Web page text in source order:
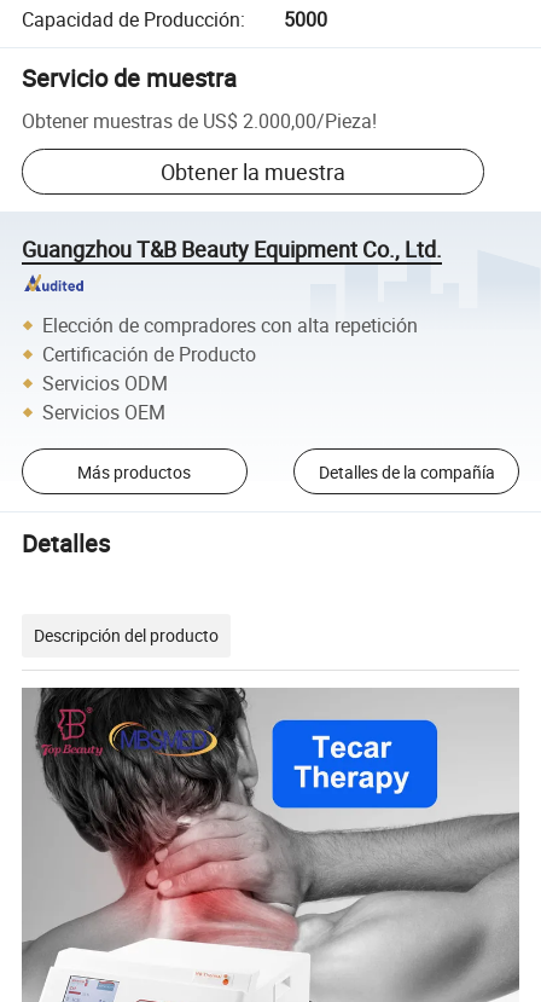
Capacidad de Producción: 5000
Servicio de muestra
Obtener muestras de US$ 2.000,00/Pieza!
Obtener la muestra
Guangzhou T&B Beauty Equipment Co., Ltd.
Elección de compradores con alta repetición
Certificación de Producto
Servicios ODM
Servicios OEM
Más productos Detalles de la compañía
Detalles
Descripción del producto